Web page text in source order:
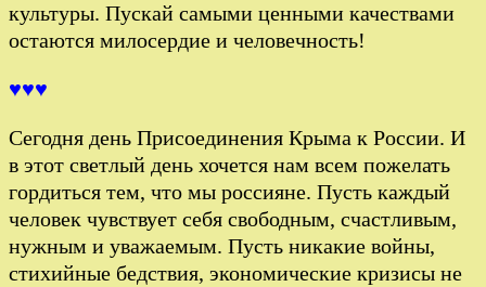
культуры. Пускай самыми ценными качествами
остаются милосердие и человечность!
♥♥♥
Сегодня день Присоединения Крыма к России. И
в этот светлый день хочется нам всем пожелать
гордиться тем, что мы россияне. Пусть каждый
человек чувствует себя свободным, счастливым,
нужным и уважаемым. Пусть никакие войны,
стихийные бедствия, экономические кризисы не